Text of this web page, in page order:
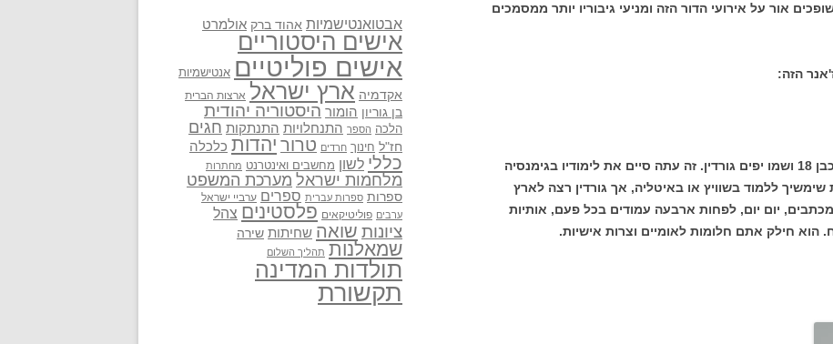
אור על אירועי הדור הזה ומניעי גיבוריו יותר ממסמכים
הזה:
ביוני 1926הגיע לנמל חיפה צעיר יהודי כבן 18 ושמו יפים גורדין. זה עתה סיים את לימודיו בגימנסיה
ללמוד בשוויץ או באיטליה, אך גורדין רצה לארץ
מכתבים, יום יום, לפחות ארבעה עמודים בכל פעם, אותיות
הוא חילק אתם חלומות לאומיים וצרות אישיות.
אבטואנטישמיות אהוד ברק אולמרט
אישים היסטוריים
אישים פוליטיים אנטישמיות
אקדמיה ארץ ישראל ארצות הברית
בן גוריון הומור היסטוריה יהודית
הלכה הספר התנחלויות התנתקות חגים
חז"ל חינוך חרדים טרור יהדות כלכלה
כללי לשון מחשבים ואינטרנט מחתרות
מלחמות ישראל מערכת המשפט
ספרות ספרות עברית ספרים ערביי ישראל
ערבים פוליטיקאים פלסטינים צהל
ציונות שואה שחיתות שירה
שמאלנות תהליך השלום
תולדות המדינה
תקשורת